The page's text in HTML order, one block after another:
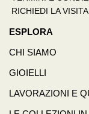
RICHIEDI LA
ESPLORA
CHI SIAMO
GIOIELLI
LAVORAZIONI E